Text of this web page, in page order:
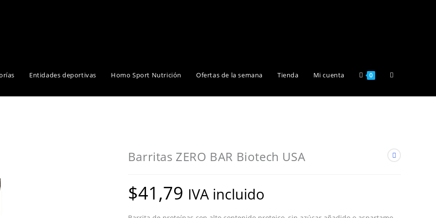
Entidades deportivas Homo Sport Nutrición Ofertas de la semana Tienda Mi cuenta 0 Alternar
Barritas ZERO BAR Biotech USA
$41,79 IVA incluido